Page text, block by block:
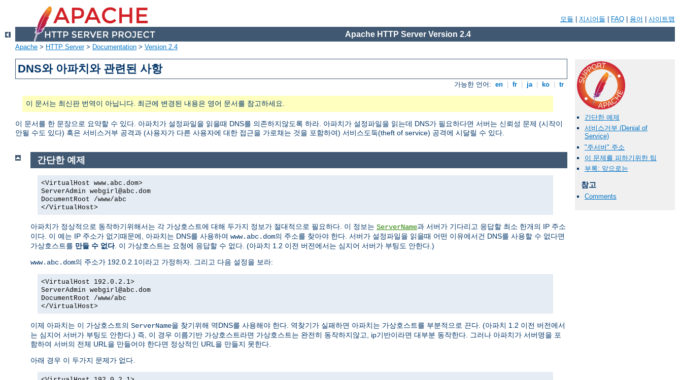
모듈 지시어들 FAQ 용어 사이트맵
Apache HTTP Server Version 2.4
Apache > HTTP Server> Documentation > Version 2.4
DNS와 아파치와 관련된 사항
가능한 언어: en fr ja ko tr
이 문서는 최신판 번역이 아닙니다. 최근에 변경된 내용은 영어 문서를 참고하세요.
이 문서를 한 문장으로 요약할 수 있다. 아파치가 설정파일을 읽을때 DNS를 의존하지않도록 하라. 아파치가 설정파일을 읽는데 DNS가 필요하다면 서버는 신뢰성 문제 (시작이
안될 수도 있다) 혹은 서비스거부 공격과 (사용자가 다른 사용자에 대한 접근을 가로채는 것을 포함하여) 서비스도둑(theft of service) 공격에 시달릴 수 있다.
간단한 예제
서비스거부 (Denial of
Service)
"주서버" 주소
이 문제를 피하기위한 팁
부록: 앞으로는
참고
Comments
간단한 예제
<VirtualHost www.abc.dom>
ServerAdmin webgirl@abc.dom
DocumentRoot /www/abc
</VirtualHost>
아파치가 정상적으로 동작하기위해서는 각 가상호스트에 대해 두가지 정보가 절대적으로 필요하다. 이 정보는 ServerName과 서버가 기다리고 응답할 최소 한개의 IP 주소
이다. 이 예는 IP 주소가 없기때문에, 아파치는 DNS를 사용하여 www.abc.dom의 주소를 찾아야 한다. 서버가 설정파일을 읽을때 어떤 이유에서건 DNS를 사용할 수 없다면
가상호스트를 만들 수 없다. 이 가상호스트는 요청에 응답할 수 없다. (아파치 1.2 이전 버전에서는 심지어 서버가 부팅도 안한다.)
www.abc.dom의 주소가 192.0.2.1이라고 가정하자. 그리고 다음 설정을 보라:
<VirtualHost 192.0.2.1>
ServerAdmin webgirl@abc.dom
DocumentRoot /www/abc
</VirtualHost>
이제 아파치는 이 가상호스트의 ServerName을 찾기위해 역DNS를 사용해야 한다. 역찾기가 실패하면 아파치는 가상호스트를 부분적으로 끈다. (아파치 1.2 이전 버전에서
는 심지어 서버가 부팅도 안한다.) 즉, 이 경우 이름기반 가상호스트라면 가상호스트는 완전히 동작하지않고, ip기반이라면 대부분 동작한다. 그러나 아파치가 서버명을 포
함하여 서버의 전체 URL을 만들어야 한다면 정상적인 URL을 만들지 못한다.
아래 경우 이 두가지 문제가 없다.